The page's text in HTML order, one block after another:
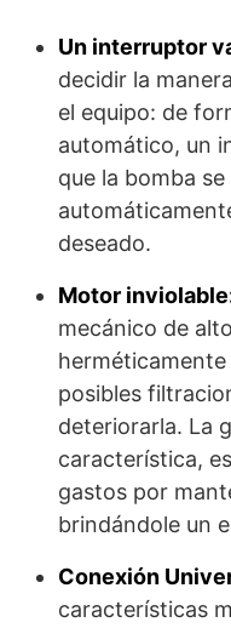
Un interruptor
decidir la
el equipo: de
automático, un
que la bomba
deseado.
Motor
mecánico de
posibles
deteriorarla. La
característica,
gastos por
brindándole un
Conexión
características